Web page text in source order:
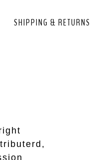
SHIPPING & RETURNS